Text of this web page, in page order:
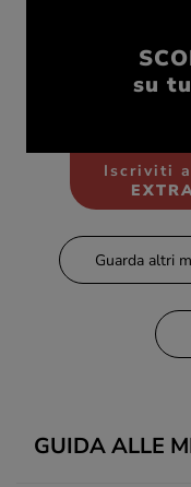
su
Iscriviti
Guarda altri
GUIDA ALLE